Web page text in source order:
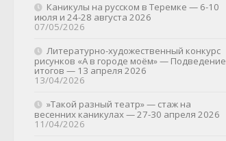
Каникулы на русском в Теремке — 6-10
июля и 24-28 августа 2026
07/05/2026
Литературно-художественный конкурс
рисунков «А в городе моём» — Подведение
итогов — 13 апреля 2026
13/04/2026
»Такой разный театр» — стаж на
весенних каникулах — 27-30 апреля 2026
11/04/2026